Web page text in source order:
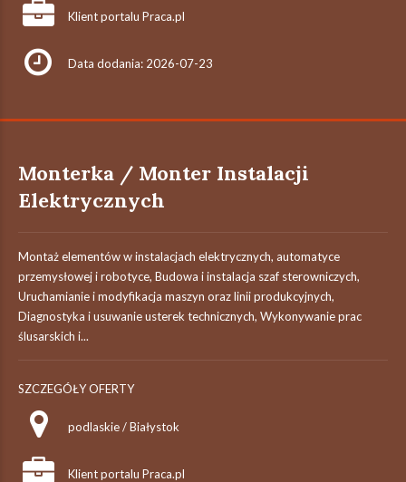
Klient portalu Praca.pl
Data dodania: 2026-07-23
Monterka / Monter Instalacji
Elektrycznych
Montaż elementów w instalacjach elektrycznych, automatyce
przemysłowej i robotyce, Budowa i instalacja szaf sterowniczych,
Uruchamianie i modyfikacja maszyn oraz linii produkcyjnych,
Diagnostyka i usuwanie usterek technicznych, Wykonywanie prac
ślusarskich i...
SZCZEGÓŁY OFERTY
podlaskie / Białystok
Klient portalu Praca.pl